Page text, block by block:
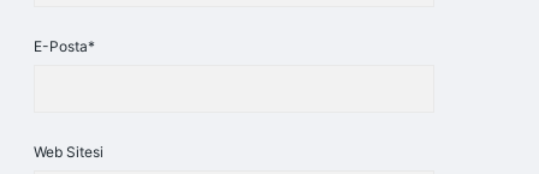
E-Posta*
Web Sitesi